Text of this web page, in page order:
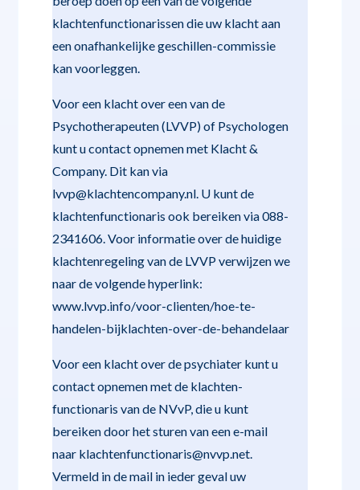
klachtenfunctionarissen die uw klacht aan
een onafhankelijke geschillen-commissie
kan voorleggen.
Voor een klacht over een van de
Psychotherapeuten (LVVP) of Psychologen
kunt u contact opnemen met Klacht &
Company. Dit kan via
lvvp@klachtencompany.nl. U kunt de
klachtenfunctionaris ook bereiken via 088-
2341606. Voor informatie over de huidige
klachtenregeling van de LVVP verwijzen we
naar de volgende hyperlink:
www.lvvp.info/voor-clienten/hoe-te-
handelen-bijklachten-over-de-behandelaar
Voor een klacht over de psychiater kunt u
contact opnemen met de klachten-
functionaris van de NVvP, die u kunt
bereiken door het sturen van een e-mail
naar klachtenfunctionaris@nvvp.net.
Vermeld in de mail in ieder geval uw